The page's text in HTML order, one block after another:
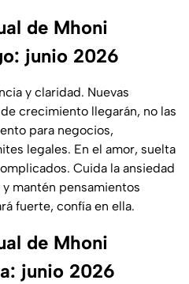
de Mhoni
junio 2026
y claridad. Nuevas
crecimiento llegarán, no las
para negocios,
legales. En el amor, suelta
Cuida la ansiedad
mantén pensamientos
fuerte, confía en ella.
de Mhoni
junio 2026